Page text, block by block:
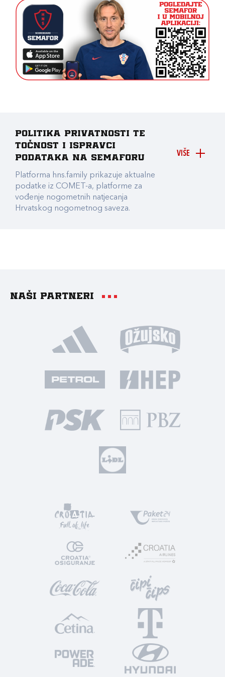
VIŠE
Politika privatnosti te
točnost i ispravci
podataka na Semaforu
Platforma hns.family prikazuje aktualne
podatke iz COMET-a, platforme za
vođenje nogometnih natjecanja
Hrvatskog nogometnog saveza.
Naši partneri